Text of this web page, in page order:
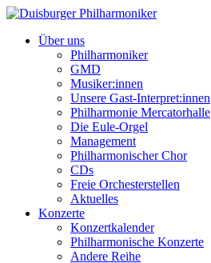
Über uns
Philharmoniker
GMD
Musiker:innen
Unsere Gast-Interpret:innen
Philharmonie Mercatorhalle
Die Eule-Orgel
Management
Philharmonischer Chor
CDs
Freie Orchesterstellen
Aktuelles
Konzerte
Konzertkalender
Philharmonische Konzerte
Andere Reihe